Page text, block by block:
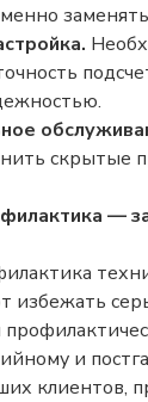
скрытые
—
избежать
и
клиентов,